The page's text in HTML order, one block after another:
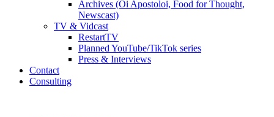
Archives (Oi Apostoloi, Food for Thought,
Newscast)
TV & Vidcast
RestartTV
Planned YouTube/TikTok series
Press & Interviews
Contact
Consulting